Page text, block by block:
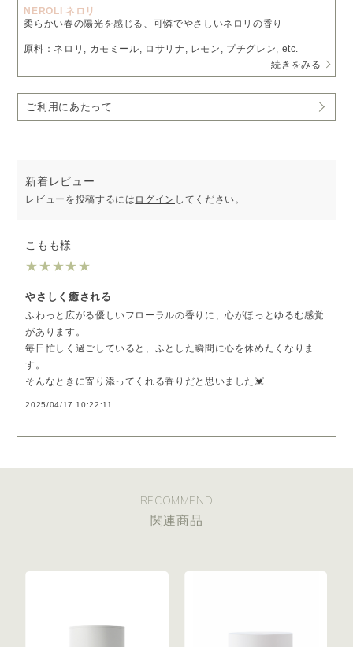
NEROLI ネロリ
柔らかい春の陽光を感じる、可憐でやさしいネロリの香り
原料：ネロリ, カモミール, ロサリナ, レモン, プチグレン, etc.
種類：フローラル
ネロリの香りは香水をはじめ、化粧品や食品などのさまざまな場面
小さな花々が可愛らしくほころんだ様子を思わせる、穏やかな表情
を持つブレンドです。
期間限定シリーズ
SPRING ESSENCE
ーズです。
春に開花や収穫期を迎える「ネロリ」「マグノリア」「ブラッドオ
レンジ」の香りが持つ魅力を活かしながら、100%天然のエッセン
シャルオイルのみをブレンドして、春の訪れを感じる爽やかな香り
をデザインしました。
続きをみる
ご利用にあたって
新着レビュー
レビューを投稿するには ログイン してください。
こもも様
★★★★★
やさしく癒される
ふわっと広がる優しいフローラルの香りに、心がほっとゆるむ感覚
があります。
毎日忙しく過ごしていると、ふとした瞬間に心を休めたくなりま
す。
そんなときに寄り添ってくれる香りだと思いました💓
2025/04/17 10:22:11
RECOMMEND
関連商品